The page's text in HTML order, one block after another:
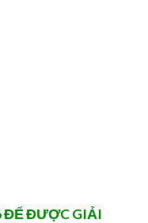
ĐỂ ĐƯỢC GIẢI